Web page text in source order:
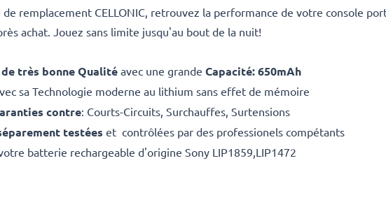
remplacement CELLONIC, retrouvez la performance de votre console
achat. Jouez sans limite jusqu'au bout de la nuit!
très bonne Qualité avec une grande Capacité: 650mAh
sa Technologie moderne au lithium sans effet de mémoire
contre: Courts-Circuits, Surchauffes, Surtensions
testées et contrôlées par des professionels compétants
batterie rechargeable d'origine Sony LIP1859,LIP1472